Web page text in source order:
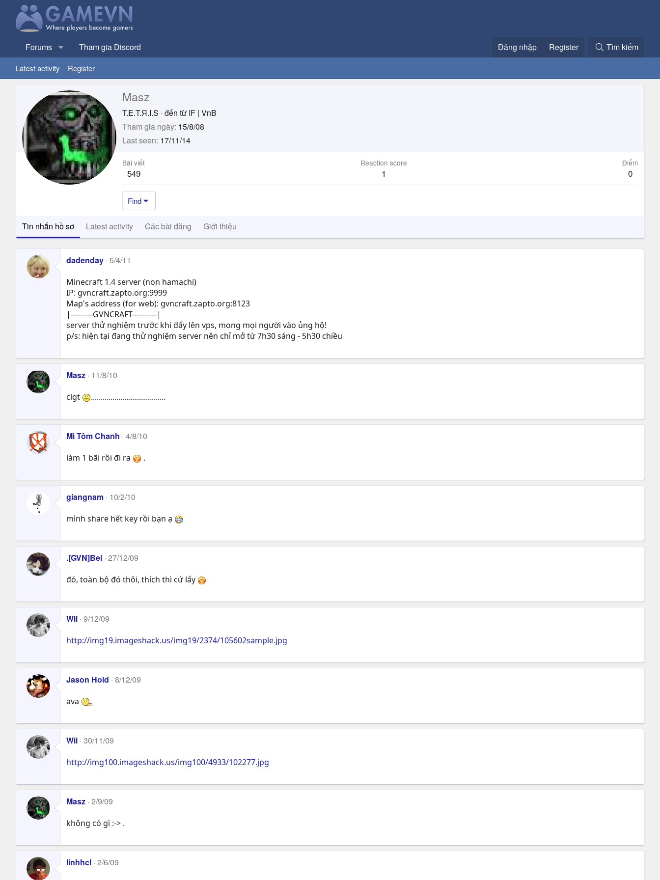
Forums Tham gia Discord Đăng nhập Register Tìm kiếm
Latest activity Register
Masz
T.E.T.Я.I.S · đến từ IF | VnB
Tham gia ngày 15/8/08
Last seen 17/11/14
Bài viết
549
Reaction score
1
Điểm
0
Find
Tin nhắn hồ sơ Latest activity Các bài đăng Giới thiệu
dadenday 5/4/11
Minecraft 1.4 server (non hamachi)
IP: gvncraft.zapto.org:9999
Map's address (for web): gvncraft.zapto.org:8123
|---------GVNCRAFT----------|
server thử nghiệm trước khi đẩy lên vps, mong mọi người vào ủng hộ!
p/s: hiện tại đang thử nghiệm server nên chỉ mở từ 7h30 sáng - 5h30 chiều
Masz 11/8/10
clgt ......................................
Mì Tôm Chanh 4/8/10
làm 1 bãi rồi đi ra .
giangnam 10/2/10
mình share hết key rồi bạn ạ
.[GVN]Bel 27/12/09
đó, toàn bộ đó thôi, thích thì cứ lấy
Wii 9/12/09
http://img19.imageshack.us/img19/2374/105602sample.jpg
Jason Hold 8/12/09
ava
Wii 30/11/09
http://img100.imageshack.us/img100/4933/102277.jpg
Masz 2/9/09
không có gì :-> .
linhhcl 2/6/09